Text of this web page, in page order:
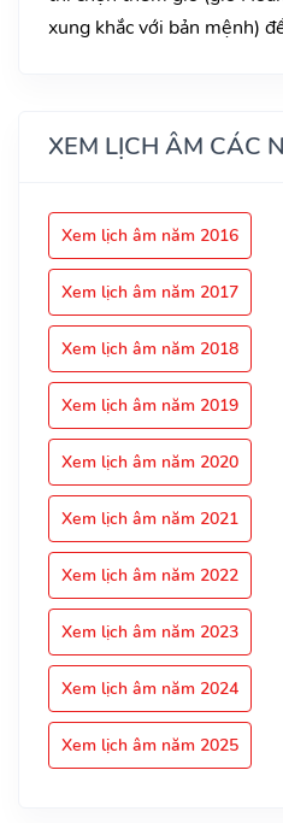
xung khắc với bản mệnh)
XEM LỊCH ÂM CÁC
Xem lịch âm năm 2016
Xem lịch âm năm 2017
Xem lịch âm năm 2018
Xem lịch âm năm 2019
Xem lịch âm năm 2020
Xem lịch âm năm 2021
Xem lịch âm năm 2022
Xem lịch âm năm 2023
Xem lịch âm năm 2024
Xem lịch âm năm 2025